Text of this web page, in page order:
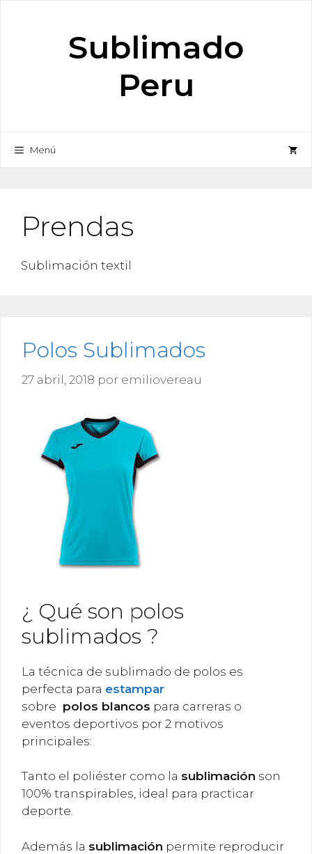
Sublimado
Peru
Menú
Prendas
Sublimación textil
Polos Sublimados
27 abril, 2018 por emiliovereau
¿ Qué son polos
sublimados ?
La técnica de sublimado de polos es
perfecta para estampar
sobre polos blancos para carreras o
eventos deportivos por 2 motivos
principales:
Tanto el poliéster como la sublimación son
100% transpirables, ideal para practicar
deporte.
Además la sublimación permite reproducir